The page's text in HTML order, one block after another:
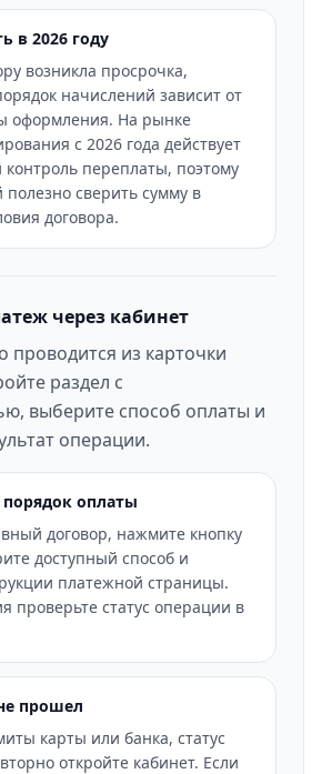
в 2026 году
возникла просрочка,
начислений зависит от
оформления. На рынке
с 2026 года действует
контроль переплаты, поэтому
полезно сверить сумму в
договора.
через кабинет
из карточки
раздел с
выберите способ оплаты и
операции.
оплаты
договор, нажмите кнопку
доступный способ и
платежной страницы.
проверьте статус операции в
прошел
карты или банка, статус
откройте кабинет. Если